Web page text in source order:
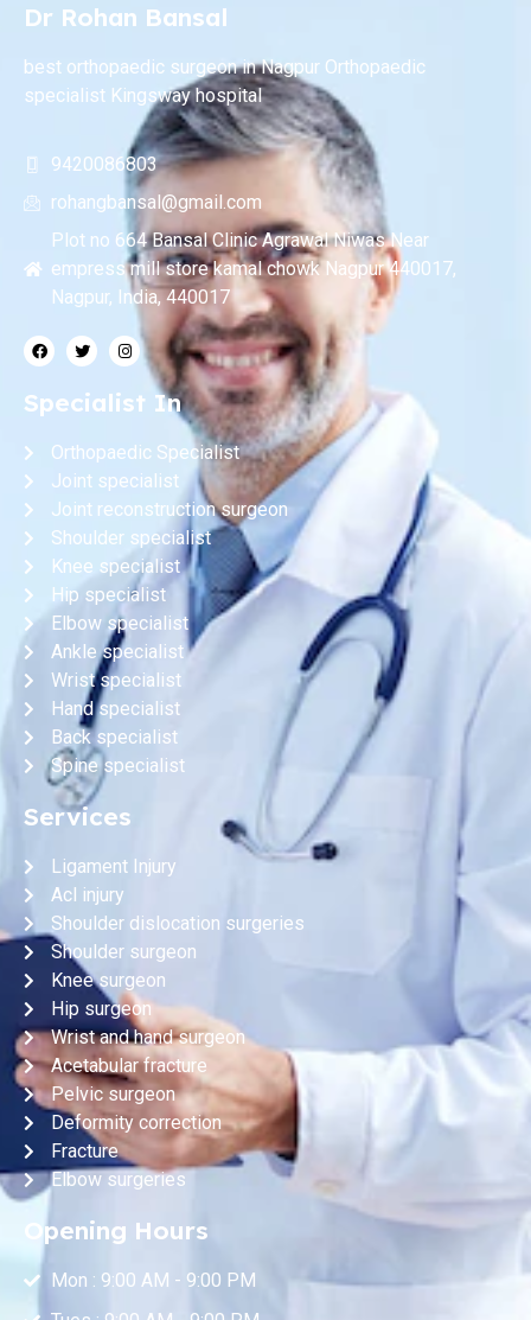
Dr Rohan Bansal
best orthopaedic surgeon in Nagpur Orthopaedic
specialist Kingsway hospital
9420086803
rohangbansal@gmail.com
Plot no 664 Bansal Clinic Agrawal Niwas Near
empress mill store kamal chowk Nagpur 440017,
Nagpur, India, 440017
Specialist In
Orthopaedic Specialist
Joint specialist
Joint reconstruction surgeon
Shoulder specialist
Knee specialist
Hip specialist
Elbow specialist
Ankle specialist
Wrist specialist
Hand specialist
Back specialist
Spine specialist
Services
Ligament Injury
Acl injury
Shoulder dislocation surgeries
Shoulder surgeon
Knee surgeon
Hip surgeon
Wrist and hand surgeon
Acetabular fracture
Pelvic surgeon
Deformity correction
Fracture
Elbow surgeries
Opening Hours
Mon : 9:00 AM - 9:00 PM